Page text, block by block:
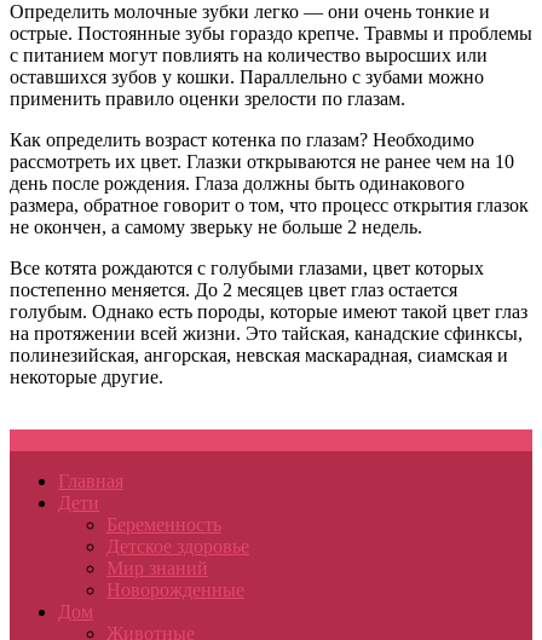
Определить молочные зубки легко — они очень тонкие и
острые. Постоянные зубы гораздо крепче. Травмы и проблемы
с питанием могут повлиять на количество выросших или
оставшихся зубов у кошки. Параллельно с зубами можно
применить правило оценки зрелости по глазам.
Как определить возраст котенка по глазам? Необходимо
рассмотреть их цвет. Глазки открываются не ранее чем на 10
день после рождения. Глаза должны быть одинакового
размера, обратное говорит о том, что процесс открытия глазок
не окончен, а самому зверьку не больше 2 недель.
Все котята рождаются с голубыми глазами, цвет которых
постепенно меняется. До 2 месяцев цвет глаз остается
голубым. Однако есть породы, которые имеют такой цвет глаз
на протяжении всей жизни. Это тайская, канадские сфинксы,
полинезийская, ангорская, невская маскарадная, сиамская и
некоторые другие.
Главная
Дети
Беременность
Детское здоровье
Мир знаний
Новорожденные
Дом
Животные